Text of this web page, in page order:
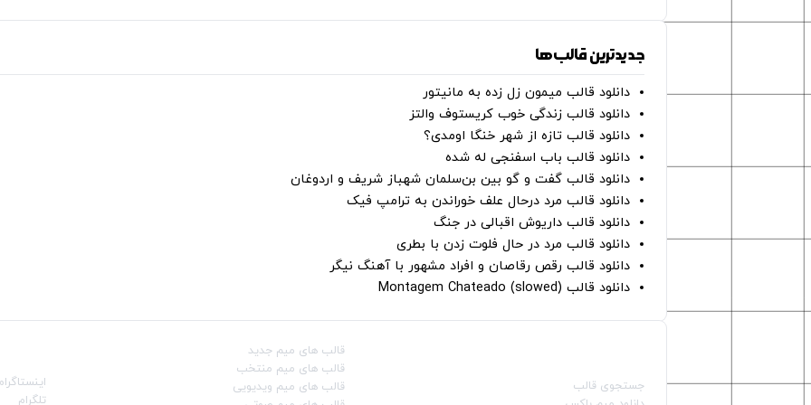
جدیدترین قالب‌ها
دانلود قالب میمون زل زده به مانیتور
دانلود قالب زندگی خوب کریستوف والتز
دانلود قالب تازه از شهر خنگا اومدی؟
دانلود قالب باب اسفنجی له شده
دانلود قالب گفت و گو بین بن‌سلمان شهباز شریف و اردوغان
دانلود قالب مرد درحال علف خوراندن به ترامپ فیک
دانلود قالب داریوش اقبالی در جنگ
دانلود قالب مرد در حال فلوت زدن با بطری
دانلود قالب رقص رقاصان و افراد مشهور با آهنگ نیگر
دانلود قالب Montagem Chateado (slowed)
جستجوی قالب
قالب‌ های میم جدید
قالب‌ های میم منتخب
قالب‌ های میم ویدیویی
تلگرام